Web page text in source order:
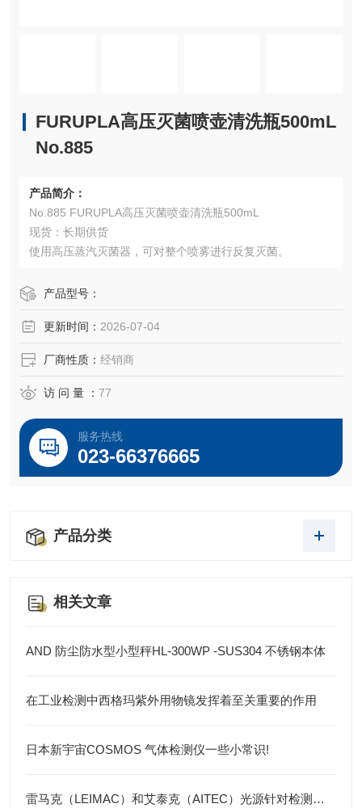
FURUPLA高压灭菌喷壶清洗瓶500mL
No.885
产品简介：
No.885 FURUPLA高压灭菌喷壶清洗瓶500mL
现货：长期供货
使用高压蒸汽灭菌器，可对整个喷雾进行反复灭菌。
产品型号：
更新时间： 2026-07-04
厂商性质： 经销商
访 问 量 ： 77
服务热线
023-66376665
产品分类
相关文章
AND 防尘防水型小型秤HL-300WP -SUS304 不锈钢本体
在工业检测中西格玛紫外用物镜发挥着至关重要的作用
日本新宇宙COSMOS 气体检测仪一些小常识!
雷马克（LEIMAC）和艾泰克（AITEC）光源针对检测物品